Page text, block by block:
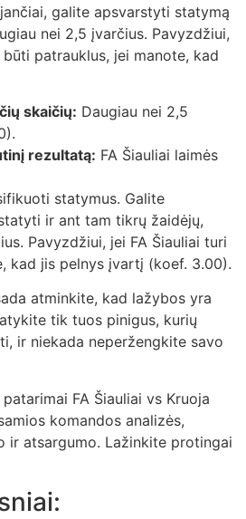
galite apsvarstyti statymą
nei 2,5 įvarčius. Pavyzdžiui,
patrauklus, jei manote, kad
skaičių: Daugiau nei 2,5
rezultatą: FA Šiauliai laimės
statymus. Galite
ir ant tam tikrų žaidėjų,
Pavyzdžiui, jei FA Šiauliai turi
kad jis pelnys įvartį (koef. 3.00).
atminkite, kad lažybos yra
tik tuos pinigus, kurių
ir niekada neperžengkite savo
FA Šiauliai vs Kruoja
komandos analizės,
ir atsargumo. Lažinkite protingai